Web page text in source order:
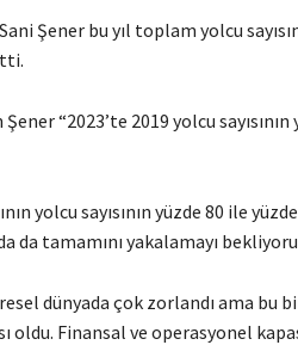
Şener bu yıl toplam yolcu
“2023’te 2019 yolcu sayısının
yolcu sayısının yüzde 80 ile
da tamamını yakalamayı
dünyada çok zorlandı ama bu bir
oldu. Finansal ve operasyonel